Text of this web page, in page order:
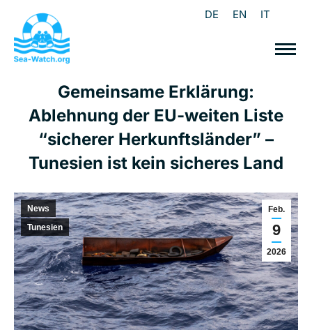
DE EN IT
Gemeinsame Erklärung:
Ablehnung der EU-weiten Liste
“sicherer Herkunftsländer” –
Tunesien ist kein sicheres Land
Feb.
9
2026
News
Tunesien